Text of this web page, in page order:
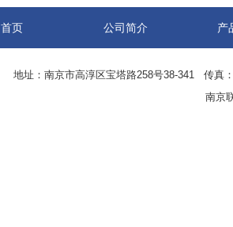
首页 公司简介 产
地址：南京市高淳区宝塔路258号38-341 传真
南京